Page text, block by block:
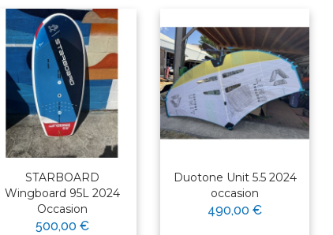
STARBOARD
Wingboard 95L 2024
Occasion
500,00 €
Duotone Unit 5.5 2024
occasion
490,00 €